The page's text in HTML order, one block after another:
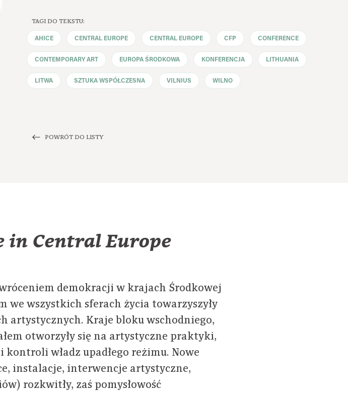
TAGI DO TEKSTU:
AHICE CENTRAL EUROPE CENTRAL EUROPE CFP CONFERENCE
CONTEMPORARY ART EUROPA ŚRODKOWA KONFERENCJA LITHUANIA
LITWA SZTUKA WSPÓŁCZESNA VILNIUS WILNO
POWRÓT DO LISTY
Central Europe
demokracji w krajach Środkowej
wszystkich sferach życia towarzyszyły
Kraje bloku wschodniego,
otworzyły się na artystyczne praktyki,
władz upadłego reżimu. Nowe
instalacje, interwencje artystyczne,
rozkwitły, zaś pomysłowość